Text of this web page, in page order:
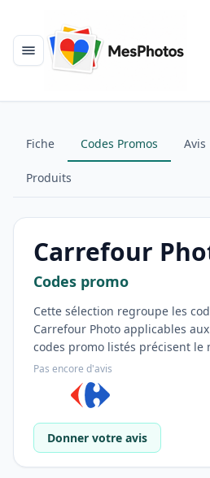
Menu
Fiche Codes Promos Avis
Produits
Carrefour
Codes promo
Cette sélection regroupe les
Carrefour Photo applicables
codes promo listés précisent le
Pas encore d'avis
Donner votre avis